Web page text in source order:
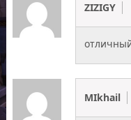
ZIZIGY
MIkhail